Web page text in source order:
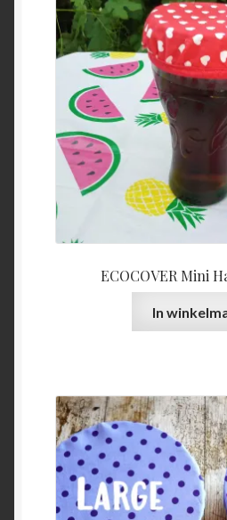
ECOCOVER Mini
In